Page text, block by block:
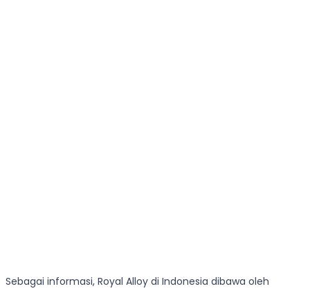
Sebagai informasi, Royal Alloy di Indonesia dibawa oleh